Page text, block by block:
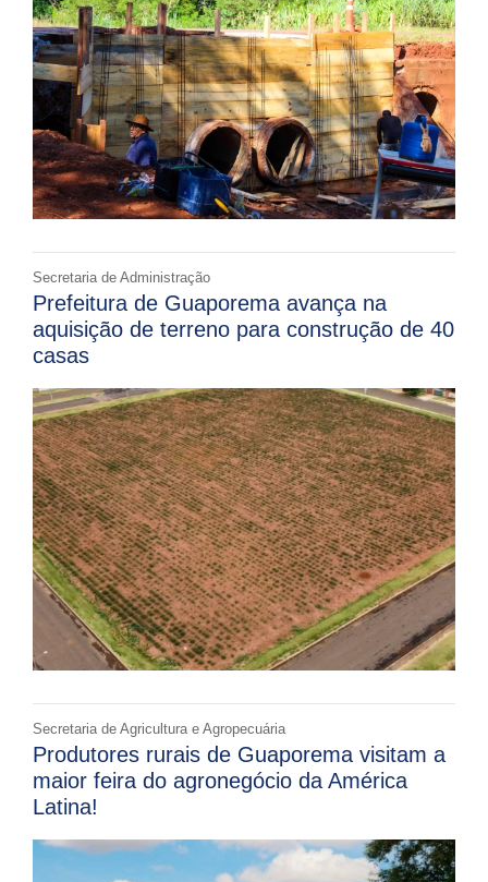
Secretaria de Administração
Prefeitura de Guaporema avança na
aquisição de terreno para construção de 40
casas
Secretaria de Agricultura e Agropecuária
Produtores rurais de Guaporema visitam a
maior feira do agronegócio da América
Latina!